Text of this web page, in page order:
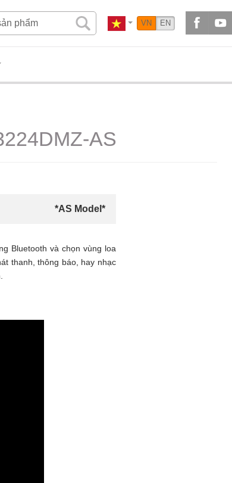
VN EN
AS
*AS Model*
Bluetooth và chọn vùng loa
thanh, thông báo, hay nhạc